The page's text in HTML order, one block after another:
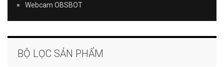
Webcam OBSBOT
BỘ LỌC SẢN PHẨM